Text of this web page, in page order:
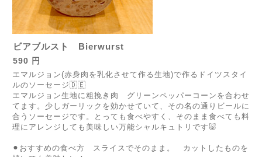
ビアブルスト Bierwurst
590 円
エマルジョン(赤身肉を乳化させて作る生地)で作るドイツスタイ
ルのソーセージ🇩🇪
エマルジョン生地に粗挽き肉 グリーンペッパーコーンを合わせ
てます。少しガーリックを効かせていて、その名の通りビールに
合うソーセージです。とっても食べやすく、そのまま食べても料
理にアレンジしても美味しい万能シャルキュトリです🐷
⚫︎おすすめの食べ方 スライスでそのまま。 カットしたものを